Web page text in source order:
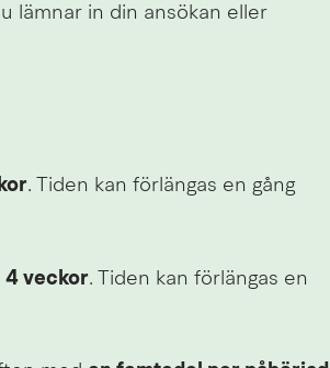
lämnar in din ansökan eller
. Tiden kan förlängas en gång
4 veckor. Tiden kan förlängas en